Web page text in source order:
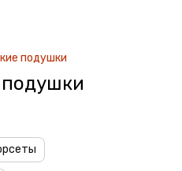
подушки